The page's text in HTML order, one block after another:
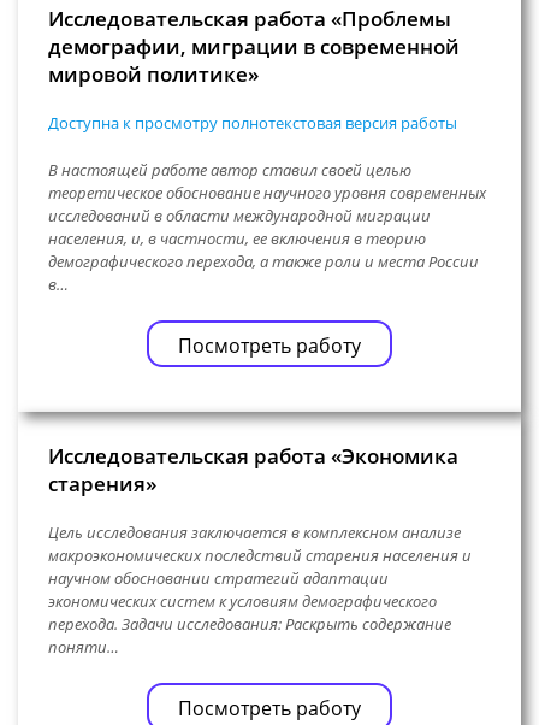
Исследовательская работа «Проблемы
демографии, миграции в современной
мировой политике»
Доступна к просмотру полнотекстовая версия работы
В настоящей работе автор ставил своей целью
теоретическое обоснование научного уровня современных
исследований в области международной миграции
населения, и, в частности, ее включения в теорию
демографического перехода, а также роли и места России
в…
Посмотреть работу
Исследовательская работа «Экономика
старения»
Цель исследования заключается в комплексном анализе
макроэкономических последствий старения населения и
научном обосновании стратегий адаптации
экономических систем к условиям демографического
перехода. Задачи исследования: Раскрыть содержание
поняти…
Посмотреть работу